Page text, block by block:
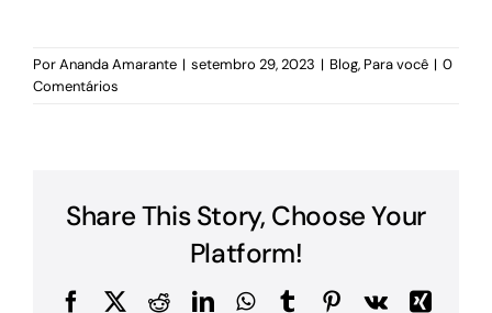
PorAnanda Amarante | setembro 29, 2023 | Blog, Para você | 0
Comentários
Share This Story, Choose Your
Platform!
FacebookRedditLinkedInWhatsApp
TumblrPinterest
Vk
Xing